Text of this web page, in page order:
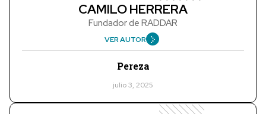
CAMILO HERRERA
Fundador de RADDAR
VER AUTOR
Pereza
julio 3, 2025